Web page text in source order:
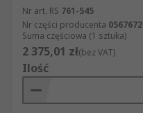
Nr art. RS 761-545
Nr części producenta 0567672
Suma częściowa (1 sztuka)
2 375,01 zł(bez VAT)
Ilość